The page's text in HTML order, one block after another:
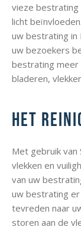
vieze
licht
uw bestrating in
uw bezoekers
bestrating meer
bladeren,
Het
Met gebruik
vlekken en
van uw
uw bestrating
tevreden naar
storen aan de